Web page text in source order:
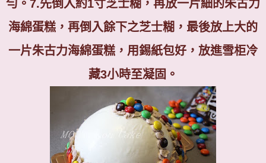
勻。 7.先倒入約1寸芝士糊，再放一片細的朱古力
海綿蛋糕，再倒入餘下之芝士糊，最後放上大的
一片朱古力海綿蛋糕，用錫紙包好，放進雪柜冷
藏3小時至凝固。